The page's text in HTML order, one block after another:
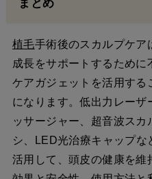
まとめ
植毛手術後のスカルプケア
成長をサポートするため
ケアガジェットを活用す
になります。低出力レー
ッサージャー、超音波ス
シ、LED光治療キャップな
活用して、頭皮の健康を維